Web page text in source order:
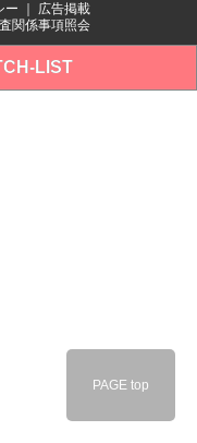
ー
広告掲載
関係事項照会
LIST
PAGE top